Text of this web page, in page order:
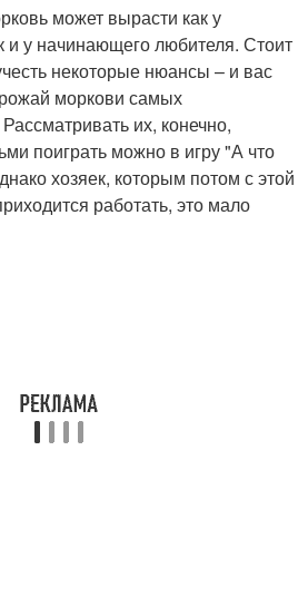
может вырасти как у
и у начинающего любителя. Стоит
некоторые нюансы – и вас
моркови самых
их, конечно,
поиграть можно в игру "А что
хозяек, которым потом с этой
работать, это мало